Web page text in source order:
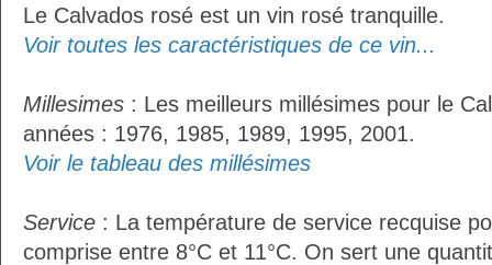
Le Calvados rosé est un vin rosé tranquille.
Voir toutes les caractéristiques de ce vin...
Millesimes : Les meilleurs millésimes pour le
années : 1976, 1985, 1989, 1995, 2001.
Voir le tableau des millésimes
Service : La température de service recquise
comprise entre 8°C et 11°C. On sert une